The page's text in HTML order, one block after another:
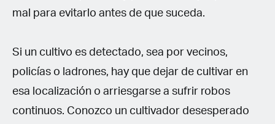
mal para evitarlo antes de que suceda.
Si un cultivo es detectado, sea por vecinos,
policías o ladrones, hay que dejar de cultivar en
esa localización o arriesgarse a sufrir robos
continuos. Conozco un cultivador desesperado